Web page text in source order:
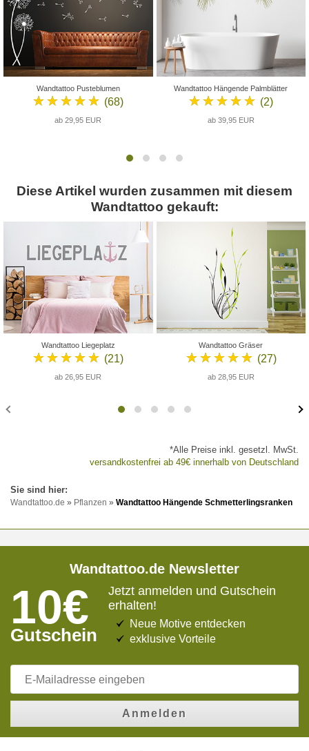
Wandtattoo Pusteblumen
★★★★★ (68)
ab 29,95 EUR
Wandtattoo Hängende Palmblätter
★★★★★ (2)
ab 39,95 EUR
Diese Artikel wurden zusammen mit diesem
Wandtattoo gekauft:
Wandtattoo Liegeplatz
★★★★★ (21)
ab 26,95 EUR
Wandtattoo Gräser
★★★★★ (27)
ab 28,95 EUR
*Alle Preise inkl. gesetzl. MwSt.
versandkostenfrei ab 49€ innerhalb von Deutschland
Wandtattoo.de » Pflanzen » Wandtattoo Hängende Schmetterlingsranken
Wandtattoo.de Newsletter
10€
Gutschein
Jetzt anmelden und Gutschein
erhalten!
Neue Motive entdecken
exklusive Vorteile
Anmelden